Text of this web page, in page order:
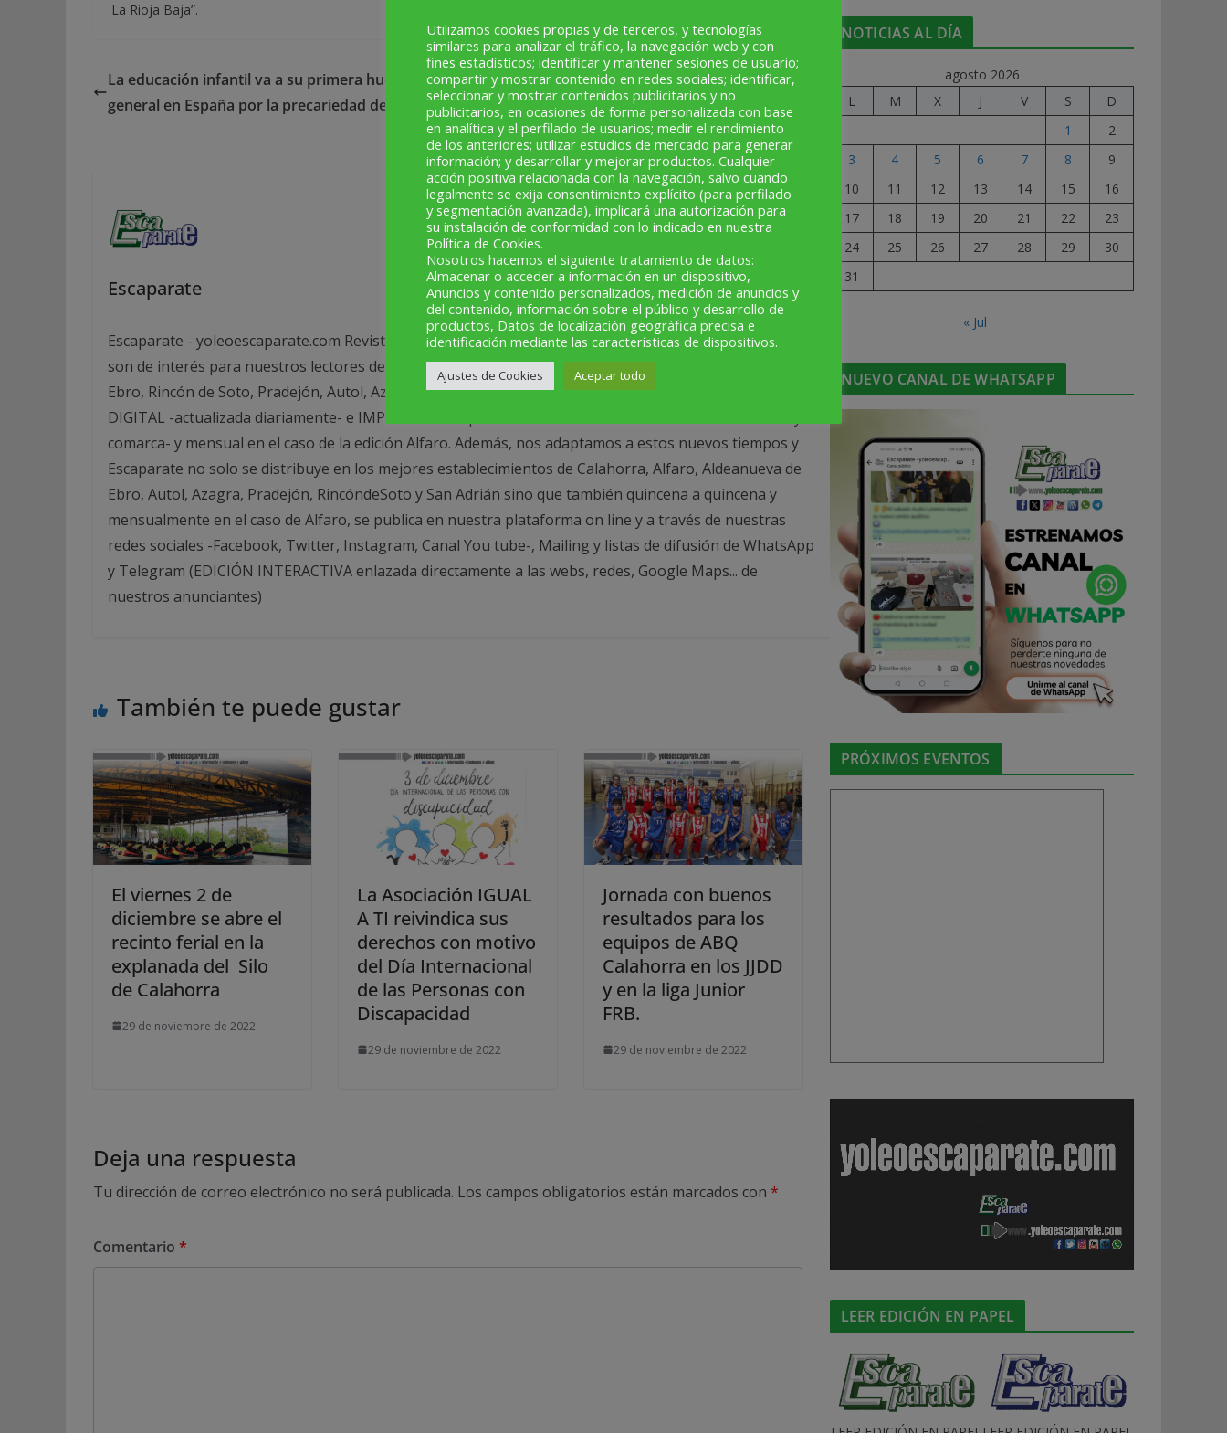
La Rioja Baja”.
La educación infantil va a su primera huelga
general en España por la precariedad del sector
Alfaro celebra el Día Mundial de las Aves
Migratorias con una ‘Mini ruta interpretativa: un
paseo entre cigüeñas’
Escaparate
Escaparate - yoleoescaparate.com Revista gratuita que en esencia informa de todos aquellos temas que
son de interés para nuestros lectores de las localidades de la zona (Calahorra, Alfaro, Aldeanueva de
Ebro, Rincón de Soto, Pradejón, Autol, Azagra, San Adrián). Actualmente cuenta con dos ediciones:
DIGITAL -actualizada diariamente- e IMPRESA -cada quince días en el caso de la edición de Calahorra y
comarca- y mensual en el caso de la edición Alfaro. Además, nos adaptamos a estos nuevos tiempos y
Escaparate no solo se distribuye en los mejores establecimientos de Calahorra, Alfaro, Aldeanueva de
Ebro, Autol, Azagra, Pradejón, RincóndeSoto y San Adrián sino que también quincena a quincena y
mensualmente en el caso de Alfaro, se publica en nuestra plataforma on line y a través de nuestras
redes sociales -Facebook, Twitter, Instagram, Canal You tube-, Mailing y listas de difusión de WhatsApp
y Telegram (EDICIÓN INTERACTIVA enlazada directamente a las webs, redes, Google Maps... de
nuestros anunciantes)
También te puede gustar
El viernes 2 de
diciembre se abre el
recinto ferial en la
explanada del Silo
de Calahorra
29 de noviembre de 2022
La Asociación IGUAL
A TI reivindica sus
derechos con motivo
del Día Internacional
de las Personas con
Discapacidad
29 de noviembre de 2022
Jornada con buenos
resultados para los
equipos de ABQ
Calahorra en los JJDD
y en la liga Junior
FRB.
29 de noviembre de 2022
Deja una respuesta
Tu dirección de correo electrónico no será publicada. Los campos obligatorios están marcados con *
Comentario *
NOTICIAS AL DÍA
agosto 2026
L
M X J V S
D
1
2
3
4 5 6 7 8
9
10
11 12 13 14 15
16
17
18 19 20 21 22
23
24
25 26 27 28 29
30
31
« Jul
NUEVO CANAL DE WHATSAPP
PRÓXIMOS EVENTOS
LEER EDICIÓN EN PAPEL
Utilizamos cookies propias y de terceros, y tecnologías
similares para analizar el tráfico, la navegación web y con
fines estadísticos; identificar y mantener sesiones de usuario;
compartir y mostrar contenido en redes sociales; identificar,
seleccionar y mostrar contenidos publicitarios y no
publicitarios, en ocasiones de forma personalizada con base
en analítica y el perfilado de usuarios; medir el rendimiento
de los anteriores; utilizar estudios de mercado para generar
información; y desarrollar y mejorar productos. Cualquier
acción positiva relacionada con la navegación, salvo cuando
legalmente se exija consentimiento explícito (para perfilado
y segmentación avanzada), implicará una autorización para
su instalación de conformidad con lo indicado en nuestra
Política de Cookies.
Nosotros hacemos el siguiente tratamiento de datos:
Almacenar o acceder a información en un dispositivo,
Anuncios y contenido personalizados, medición de anuncios y
del contenido, información sobre el público y desarrollo de
productos, Datos de localización geográfica precisa e
identificación mediante las características de dispositivos.
Ajustes de Cookies Aceptar todo